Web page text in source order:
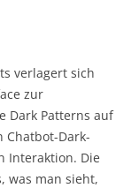
verlagert sich
zur
Dark Patterns auf
Chatbot-Dark-
Interaktion. Die
was man sieht,